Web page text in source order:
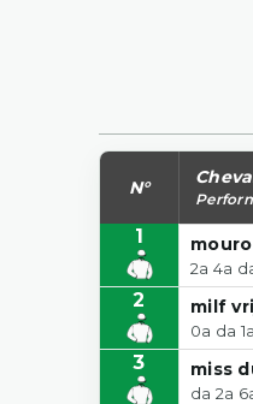
N°
1
2a 4a
2 milf
0a da
3 miss
da 2a